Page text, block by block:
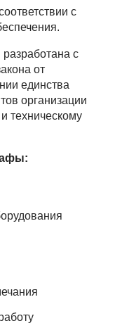
с
с
от
единства
организации
техническому